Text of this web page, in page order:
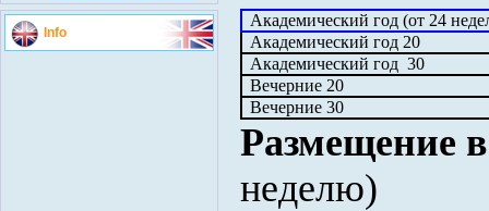
Info
Академический год (от 24
Академический год 20
Академический год 30
Вечерние 20
Вечерние 30
Размещение
неделю)